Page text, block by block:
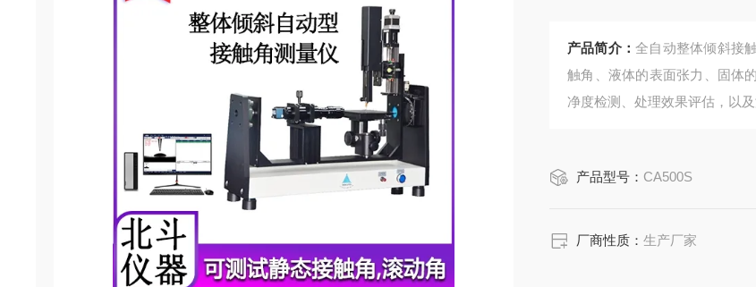
产品简介：全自动整体倾斜接
触角、液体的表面张力、固体
净度检测、处理效果评估，以
产品型号： CA500S
厂商性质：生产厂家